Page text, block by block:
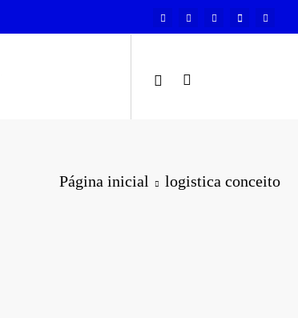
Página inicial logistica conceito